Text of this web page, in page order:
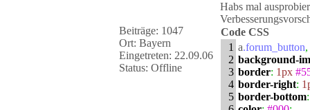
Beiträge: 1047
Ort: Bayern
Eingetreten: 22.09.06
Status: Offline
Habs mal
Code CSS
1
2
3
4
5
a.forum_button,
background-
border: 1px
border-right:
border-bottom: